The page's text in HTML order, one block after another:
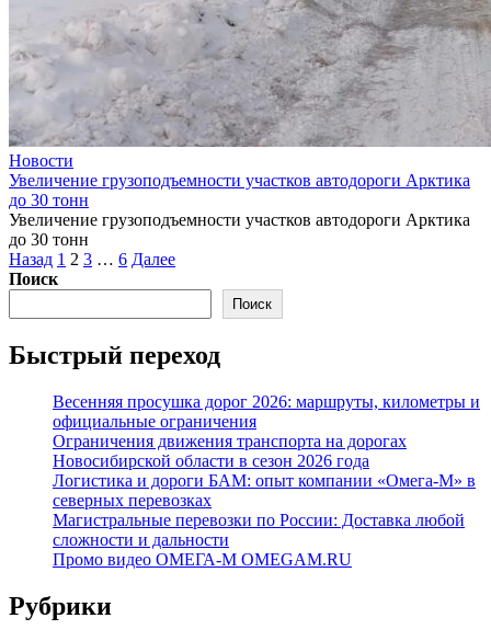
Новости
Увеличение грузоподъемности участков автодороги Арктика
до 30 тонн
Увеличение грузоподъемности участков автодороги Арктика
до 30 тонн
Пагинация
записей
Назад 1 2 3 … 6 Далее
Поиск
Поиск
Быстрый переход
Весенняя просушка дорог 2026: маршруты, километры и
официальные ограничения
Ограничения движения транспорта на дорогах
Новосибирской области в сезон 2026 года
Логистика и дороги БАМ: опыт компании «Омега-М» в
северных перевозках
Магистральные перевозки по России: Доставка любой
сложности и дальности
Промо видео ОМЕГА-М OMEGAM.RU
Рубрики